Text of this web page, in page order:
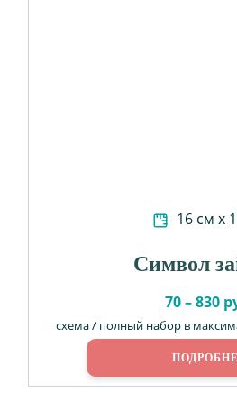
16 см х
Символ
70 – 830
схема / полный набор в